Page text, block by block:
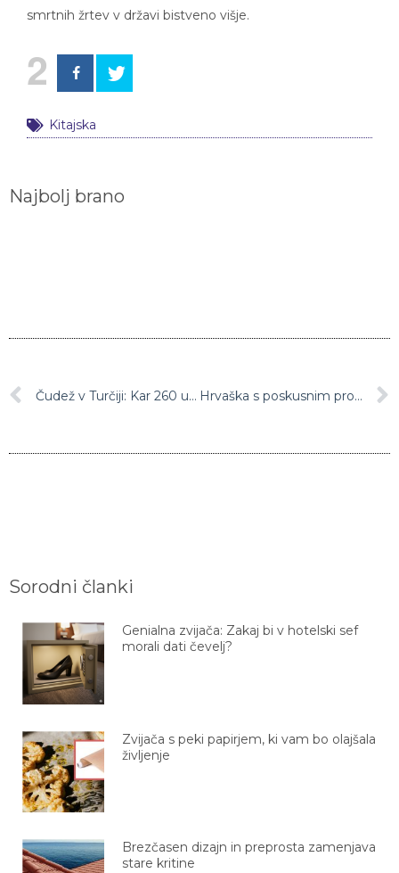
smrtnih žrtev v državi bistveno višje.
2
Kitajska
Najbolj brano
Čudež v Turčiji: Kar 260 ur po potresu iz ruševin rešili še tri moške Hrvaška s poskusnim programom celodnevnega pouka
Sorodni članki
Genialna zvijača: Zakaj bi v hotelski sef
morali dati čevelj?
Zvijača s peki papirjem, ki vam bo olajšala
življenje
Brezčasen dizajn in preprosta zamenjava
stare kritine